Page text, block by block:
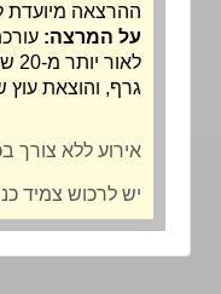
ההרצאה מיועדת לקהל
על המרצה:עורכת
לאור יותר מ-
גרף, והוצאת עוץ
אירוע ללא צורך בכרטיס
יש לרכוש צמיד כניסה